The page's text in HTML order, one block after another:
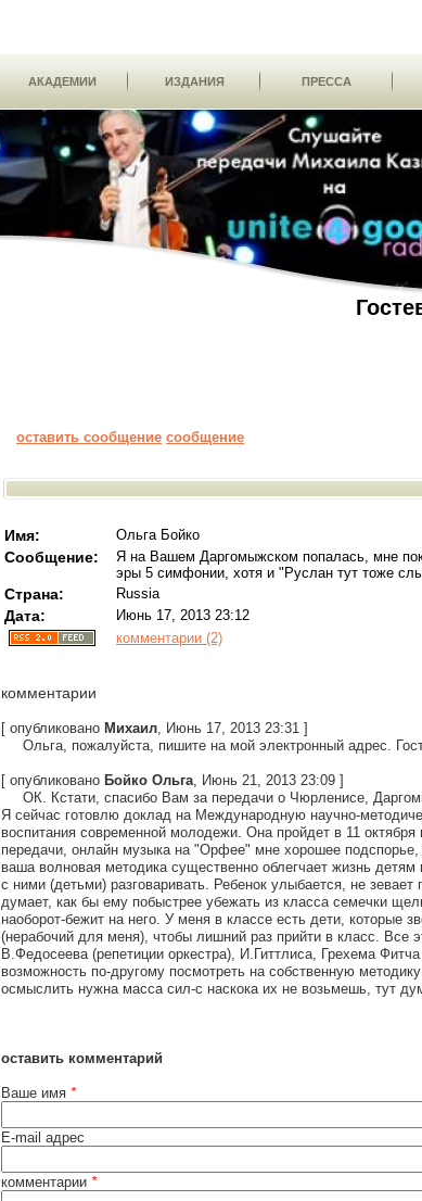
АКАДЕМИИ ИЗДАНИЯ ПРЕССА
оставить сообщение сообщение
Имя: Ольга Бойко
Сообщение:
Я на Вашем Даргомыжском попалась, мне
эры 5 симфонии, хотя и "Руслан тут тоже
Страна: Russia
Дата:
Июнь 17, 2013 23:12
комментарии (2)
комментарии
[ опубликовано Михаил, Июнь 17, 2013 23:31 ]
Ольга, пожалуйста, пишите на мой электронный адрес.
[ опубликовано Бойко Ольга, Июнь 21, 2013 23:09 ]
ОК. Кстати, спасибо Вам за передачи о Чюрленисе,
Я сейчас готовлю доклад на Международную научно-
воспитания современной молодежи. Она пройдет в 11
передачи, онлайн музыка на "Орфее" мне хорошее подспорье,
ваша волновая методика существенно облегчает жизнь
с ними (детьми) разговаривать. Ребенок улыбается, не
думает, как бы ему побыстрее убежать из класса семечки
наоборот-бежит на него. У меня в классе есть дети, которые
(нерабочий для меня), чтобы лишний раз прийти в класс. Все
В.Федосеева (репетиции оркестра), И.Гиттлиса, Грехема
возможность по-другому посмотреть на собственную
осмыслить нужна масса сил-с наскока их не возьмешь, тут
оставить комментарий
Ваше имя *
E-mail адрес
комментарии *